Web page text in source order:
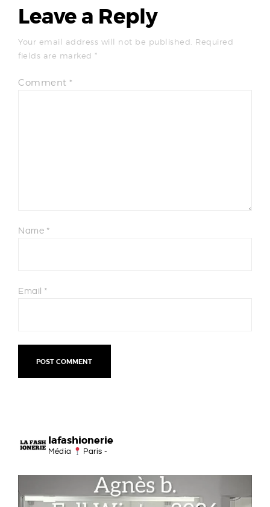
Leave a Reply
Your email address will not be published. Required
fields are marked *
Comment *
Name *
Email *
lafashionerie
Média Paris -